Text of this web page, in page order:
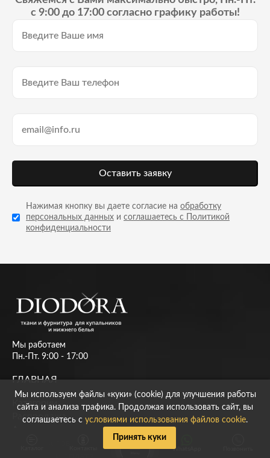
WhatsApp
с 9:00 до 17:00 согласно графику работы!
Оставить заявку
Нажимая кнопку вы даете согласие на обработку
персональных данных и соглашаетесь с Политикой
конфиденциальности
Мы работаем
Пн.-Пт. 9:00 - 17:00
ГЛАВНАЯ
Категории
Распродажа
Мы используем файлы «куки» (cookie) для улучшения работы
сайта и анализа трафика. Продолжая использовать сайт, вы
соглашаетесь с условиями использования файлов cookie.
Принять куки